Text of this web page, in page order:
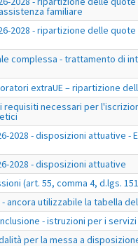
familiare
2028 - ripartizione delle
complessa - trattamento di
extraUE – ripartizione
requisiti necessari per
2028 - disposizioni attuative -
2028 - disposizioni attuative
(art. 55, comma 4, d.lgs.
ancora utilizzabile la tabella
- istruzioni per i
per la messa a